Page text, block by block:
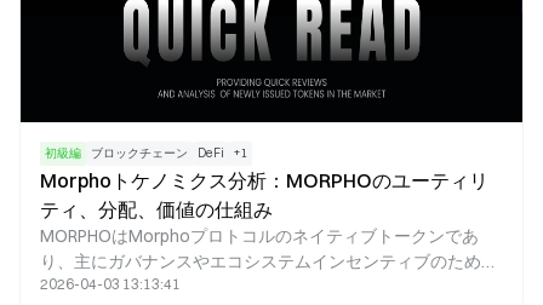
初級編 ブロックチェーン DeFi +1
Morphoトケノミクス分析：MORPHOのユーティリ
ティ、分配、価値の仕組み
MORPHOはMorphoプロトコルのネイティブトークンであ
り、主にガバナンスやエコシステムインセンティブのために
設計されています。トークン配布とインセンティブメカニズ
2026-04-03 13:13:41